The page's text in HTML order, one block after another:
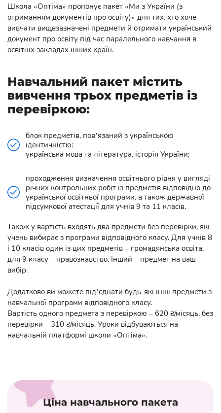
Школа «Оптіма» пропонує пакет «Ми з України (з
отриманням документів про освіту)» для тих, хто хоче
вивчати вищезазначені предмети й отримати український
документ про освіту під час паралельного навчання в
освітніх закладах інших країн.
Навчальний пакет містить
вивчення трьох предметів із
перевіркою:
блок предметів, пов’язаний з українською
ідентичністю:
українська мова та література, історія України;
проходження визначення освітнього рівня у вигляді
річних контрольних робіт із предметів відповідно до
української освітньої програми, а також державної
підсумкової атестації для учнів 9 та 11 класів.
Також у вартість входять два предмети без перевірки, які
учень вибирає з програми відповідного класу. Для учнів 8
і 10 класів один із цих предметів – громадянська освіта,
для 9 класу – правознавство. Інший – предмет на ваш
вибір.
Додатково ви можете під’єднати будь-які інші предмети з
навчальної програми відповідного класу.
Вартість одного предмета з перевіркою – 620 ₴/місяць, без
перевірки – 310 ₴/місяць. Уроки відбуваються на
навчальній платформі школи «Оптіма».
Ціна навчального пакета